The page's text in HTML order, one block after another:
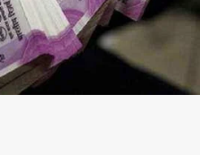
ने
भा
र
त